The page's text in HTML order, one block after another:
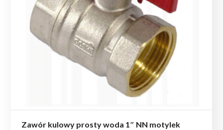
Zawór kulowy prosty woda 1″ NN motylek